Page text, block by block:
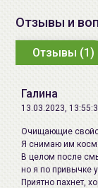
водой и смыть.
использовать
очищения кожи.
производства:
Срок годности:
Отзывы и
Отзывы (1)
Галина
13.03.2023,
Очищающие
Я снимаю им
В целом после
но я по привычке
Приятно пахнет,